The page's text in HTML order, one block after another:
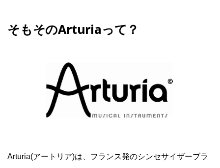
そもそのArturiaって？
Arturia(アートリア)は、フランス発のシンセサイザーブラ